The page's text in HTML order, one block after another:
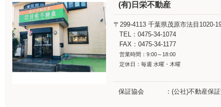
(有)日栄不動産
〒299-4113 千葉県茂原市法目1020-
TEL：0475-34-1074
FAX：0475-34-1177
営業時間：9:00～18:00
定休日：毎週 水曜・木曜
保証協会 (公社)不動産保